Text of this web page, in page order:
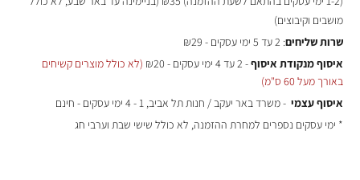
מושבים וקיבוצים)
שרות שליחים: 2 עד 5 ימי עסקים - ₪29
איסוף מנקודת איסוף- 2 עד 4 ימי עסקים - ₪20
(לא כולל מוצרים קשיחים
באורך מעל 60 ס"מ)
איסוף עצמי - משרד באר יעקב / חנות תל אביב, 1 - 4 ימי עסקים - חינם
* ימי עסקים נספרים למחרת ההזמנה, לא כולל שישי שבת וערבי חג